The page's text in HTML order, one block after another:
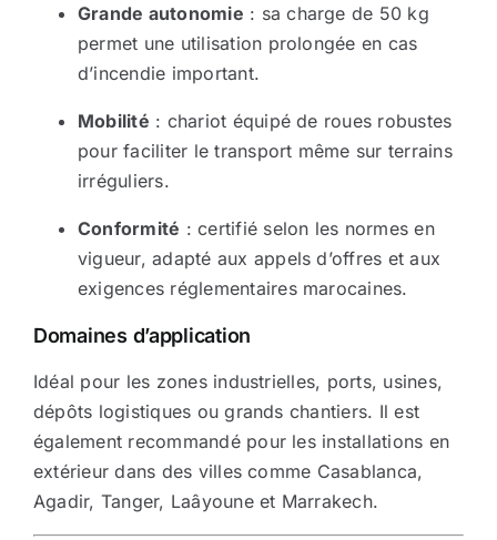
Grande autonomie : sa charge de 50 kg
permet une utilisation prolongée en cas
d’incendie important.
Mobilité : chariot équipé de roues robustes
pour faciliter le transport même sur terrains
irréguliers.
Conformité : certifié selon les normes en
vigueur, adapté aux appels d’offres et aux
exigences réglementaires marocaines.
Domaines d’application
Idéal pour les zones industrielles, ports, usines,
dépôts logistiques ou grands chantiers. Il est
également recommandé pour les installations en
extérieur dans des villes comme Casablanca,
Agadir, Tanger, Laâyoune et Marrakech.